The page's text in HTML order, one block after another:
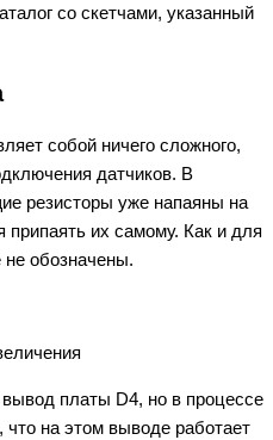
со скетчами, указанный
собой ничего сложного,
датчиков. В
резисторы уже напаяны на
припаять их самому. Как и для
обозначены.
платы D4, но в процессе
что на этом выводе работает